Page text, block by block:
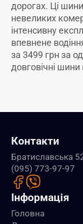
дорогах. Ці
невеликих
інтенсивну
впевнене
за 3499 грн за
довговічні шини
Контакти
Братиславська
(095) 773-97-97
Інформація
Головна